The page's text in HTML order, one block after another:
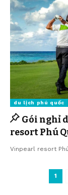
du lịch phú quốc
Gói nghỉ
resort Phú
Vinpearl resort
1